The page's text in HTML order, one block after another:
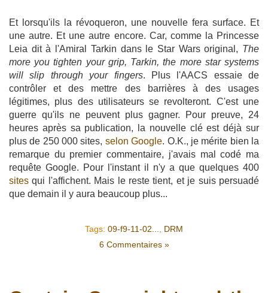
Et lorsqu'ils la révoqueron, une nouvelle fera surface. Et
une autre. Et une autre encore. Car, comme la Princesse
Leia dit à l'Amiral Tarkin dans le Star Wars original, The
more you tighten your grip, Tarkin, the more star systems
will slip through your fingers. Plus l'AACS essaie de
contrôler et des mettre des barrières à des usages
légitimes, plus des utilisateurs se revolteront. C'est une
guerre qu'ils ne peuvent plus gagner. Pour preuve, 24
heures après sa publication, la nouvelle clé est déjà sur
plus de 250 000 sites, selon Google. O.K., je mérite bien la
remarque du premier commentaire, j'avais mal codé ma
requête Google. Pour l'instant il n'y a que quelques 400
sites qui l'affichent. Mais le reste tient, et je suis persuadé
que demain il y aura beaucoup plus...
Tags: 09-f9-11-02...
DRM
6 Commentaires »